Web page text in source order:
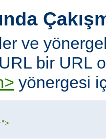
ve
bir URL
yönergesi
>